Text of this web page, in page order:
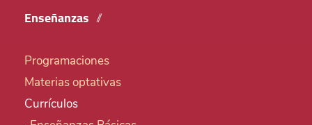
Enseñanzas
Programaciones
Materias optativas
Currículos